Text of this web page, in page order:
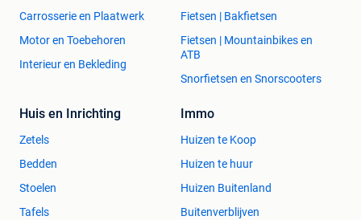
Carrosserie en Plaatwerk
Motor en Toebehoren
Interieur en Bekleding
Fietsen | Bakfietsen
Fietsen | Mountainbikes en
ATB
Snorfietsen en Snorscooters
Huis en Inrichting
Zetels
Bedden
Stoelen
Tafels
Immo
Huizen te Koop
Huizen te huur
Huizen Buitenland
Buitenverblijven